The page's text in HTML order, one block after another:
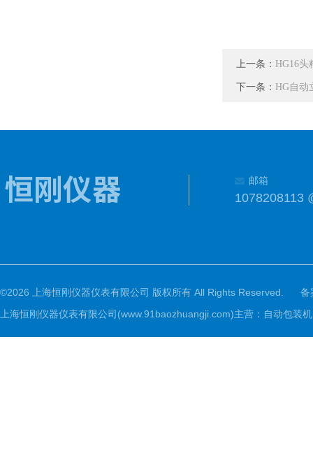
上一条： HG16
下一条： HG自动
邮箱
1078208113
©2026 上海恒刚仪器仪表有限公司 版权所有 All Rights Reserved.
备
上海恒刚仪器仪表有限公司(www.91baozhuangji.com)主营：自动包